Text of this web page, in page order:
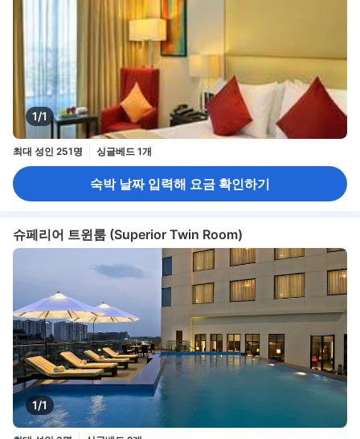
1/1
최대 성인 251명 싱글베드 1개
숙박 날짜 입력해 요금 확인하기
슈페리어 트윈룸 (Superior Twin Room)
1/1